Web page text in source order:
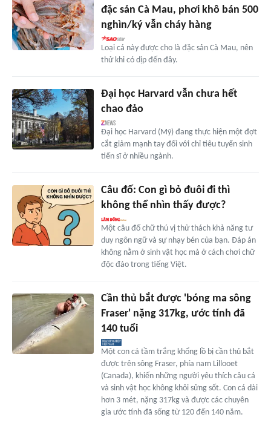
đặc sản Cà Mau, phơi khô bán 500
nghìn/ký vẫn cháy hàng
Loại cá này được cho là đặc sản Cà Mau, nên
thử khi có dịp đến đây.
Đại học Harvard vẫn chưa hết
chao đảo
Đại học Harvard (Mỹ) đang thực hiện một đợt
cắt giảm mạnh tay đối với chỉ tiêu tuyển sinh
tiến sĩ ở nhiều ngành.
Câu đố: Con gì bỏ đuôi đi thì
không thể nhìn thấy được?
Một câu đố chữ thú vị thử thách khả năng tư
duy ngôn ngữ và sự nhạy bén của bạn. Đáp án
không nằm ở sinh vật học mà ở cách chơi chữ
độc đáo trong tiếng Việt.
Cần thủ bắt được 'bóng ma sông
Fraser' nặng 317kg, ước tính đã
140 tuổi
Một con cá tầm trắng khổng lồ bị cần thủ bắt
được trên sông Fraser, phía nam Lillooet
(Canada), khiến những người yêu thích câu cá
và sinh vật học không khỏi sửng sốt. Con cá dài
hơn 3 mét, nặng 317kg và được các chuyên
gia ước tính đã sống từ 120 đến 140 năm.